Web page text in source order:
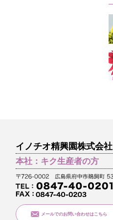
イノチオ精興園株式会社
本社：キク生産者の方
メールでのお問い合わせはこちら